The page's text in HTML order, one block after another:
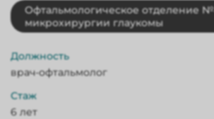
Офтальмологическое отделение
микрохирургии глаукомы
Должность
врач-офтальмолог
Стаж
6 лет